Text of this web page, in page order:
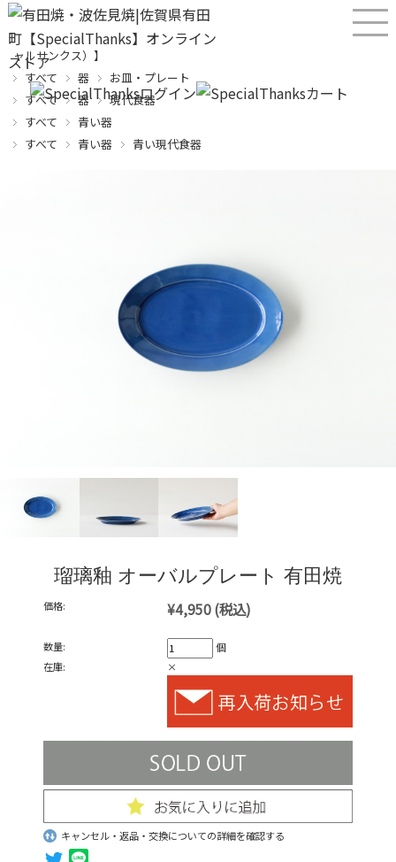
産直！有田焼、波佐見焼オンラインショップ【SPECIALTHANKS（スペシ
ャルサンクス）】
すべて
器
お皿・プレート
すべて
器
現代食器
すべて
青い器
すべて
青い器 青い現代食器
瑠璃釉 オーバルプレート 有田焼
価格: ¥4,950(税込)
数量:
個
在庫:
×
キャンセル・返品・交換についての詳細を確認する